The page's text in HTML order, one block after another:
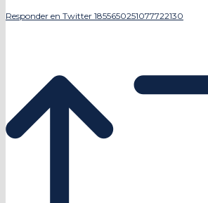
Responder en Twitter 1855650251077722130